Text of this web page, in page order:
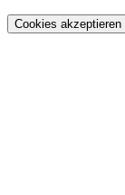
Cookies akzeptieren